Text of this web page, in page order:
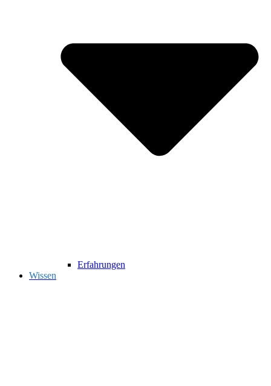
Erfahrungen
Wissen